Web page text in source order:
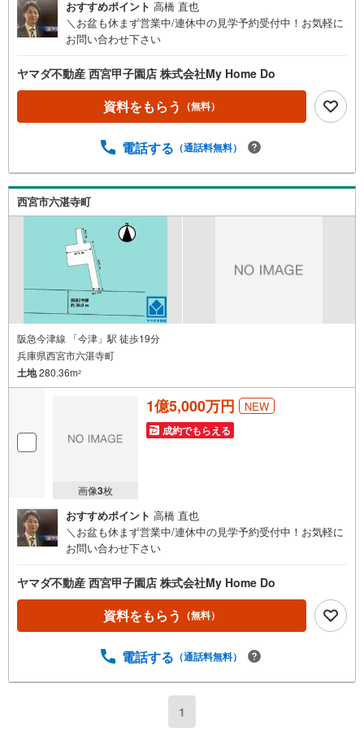
おすすめポイント 高橋 直也
＼お盆も休まず営業中/連休中の見学予約受付中！お気軽に
お問い合わせ下さい
ヤマダ不動産 西宮甲子園店 株式会社My Home Do
資料をもらう （無料）
電話する （通話料無料）
西宮市六湛寺町
阪急今津線 「今津」駅 徒歩19分
兵庫県西宮市六湛寺町
土地280.36m2
画像3枚
1億5,000万円 NEW
成約でもらえる
おすすめポイント 高橋 直也
＼お盆も休まず営業中/連休中の見学予約受付中！お気軽に
お問い合わせ下さい
ヤマダ不動産 西宮甲子園店 株式会社My Home Do
資料をもらう （無料）
電話する （通話料無料）
1